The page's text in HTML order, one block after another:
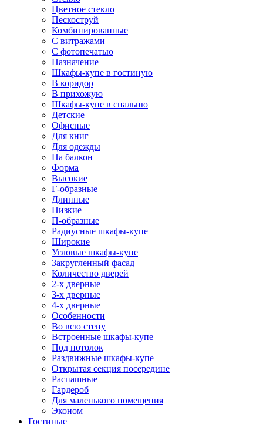
Цветное стекло
Пескоструй
Комбинированные
С витражами
С фотопечатью
Назначение
Шкафы-купе в гостиную
В коридор
В прихожую
Шкафы-купе в спальню
Детские
Офисные
Для книг
Для одежды
На балкон
Форма
Высокие
Г-образные
Длинные
Низкие
П-образные
Радиусные шкафы-купе
Широкие
Угловые шкафы-купе
Закругленный фасад
Количество дверей
2-х дверные
3-х дверные
4-х дверные
Особенности
Во всю стену
Встроенные шкафы-купе
Под потолок
Раздвижные шкафы-купе
Открытая секция посередине
Распашные
Гардероб
Для маленького помещения
Эконом
Гостиные